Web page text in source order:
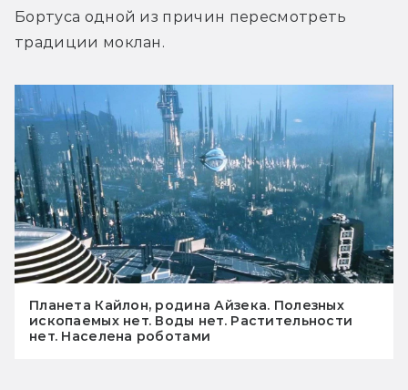
Бортуса одной из причин пересмотреть
традиции моклан.
Планета Кайлон, родина Айзека. Полезных
ископаемых нет. Воды нет. Растительности
нет. Населена роботами